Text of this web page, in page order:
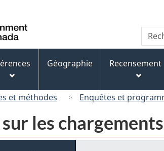
au
« À
propos
de
ce
HTML
Canada
dans
Géographie Recensement
et méthodes Enquêtes et
les